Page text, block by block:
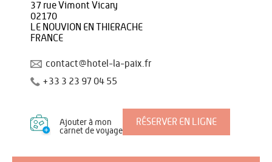
37 rue Vimont Vicary
02170
LE NOUVION EN THIERACHE
FRANCE
contact@hotel-la-paix.fr
+33 3 23 97 04 55
Ajouter à mon
carnet de voyage
RÉSERVER EN LIGNE